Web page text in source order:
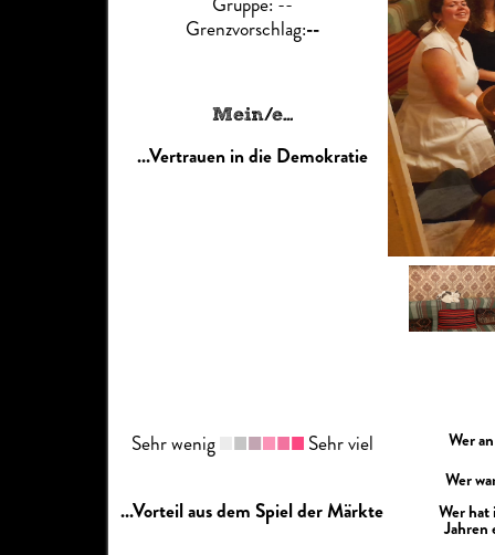
Grenzvorschlag:--
Mein/e...
...Vertrauen in die Demokratie
Sehr wenig Sehr viel
...Vorteil aus dem Spiel der Märkte
Wer
Wer
Wer hat
Jahren